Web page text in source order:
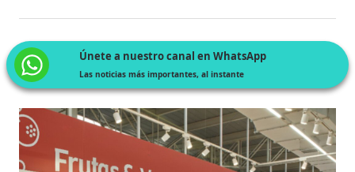
Únete a nuestro canal en WhatsApp
Las noticias más importantes, al instante